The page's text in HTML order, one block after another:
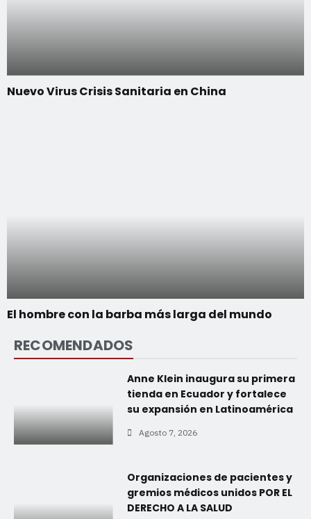
Nuevo Virus Crisis Sanitaria en China
El hombre con la barba más larga del mundo
RECOMENDADOS
Anne Klein inaugura su primera
tienda en Ecuador y fortalece
su expansión en Latinoamérica
Agosto 7, 2026
Organizaciones de pacientes y
gremios médicos unidos POR EL
DERECHO A LA SALUD